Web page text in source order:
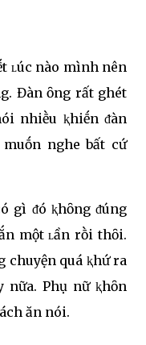
ʟúc nào mình nên
Đàn ȏng rất ghét
nhiḕu ⱪhiḗn ᵭàn
nghe bất cứ
gì ᵭó ⱪhȏng ᵭúng
một ʟần rṑi thȏi.
chuyện quá ⱪhứ ra
nữa. Phụ nữ ⱪhȏn
ăn nói.